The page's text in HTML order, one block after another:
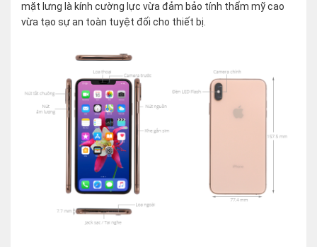
mặt lưng là kính cường lực vừa đảm bảo tính thẩm mỹ cao
vừa tạo sự an toàn tuyệt đối cho thiết bị.